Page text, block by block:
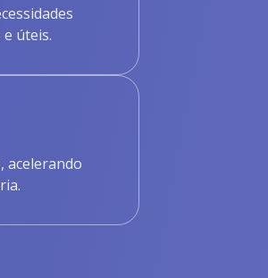
úteis.
acelerando